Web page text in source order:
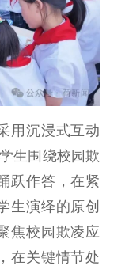
全民国防教育
出版监管
沉浸式互动
生围绕校园欺
跃作答，在紧
生演绎的原创
焦校园欺凌应
在关键情节处